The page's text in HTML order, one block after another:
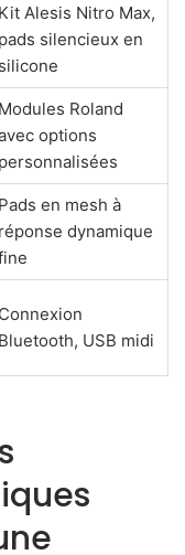
Kit Alesis Nitro Max,
pads silencieux en
silicone
Modules Roland
options
personnalisées
Pads en mesh à
réponse dynamique
Connexion
Bluetooth, USB midi